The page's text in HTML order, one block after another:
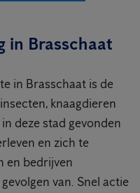
in Brasschaat
in Brasschaat is de
knaagdieren
deze stad gevonden
en zich te
en bedrijven
van. Snel actie